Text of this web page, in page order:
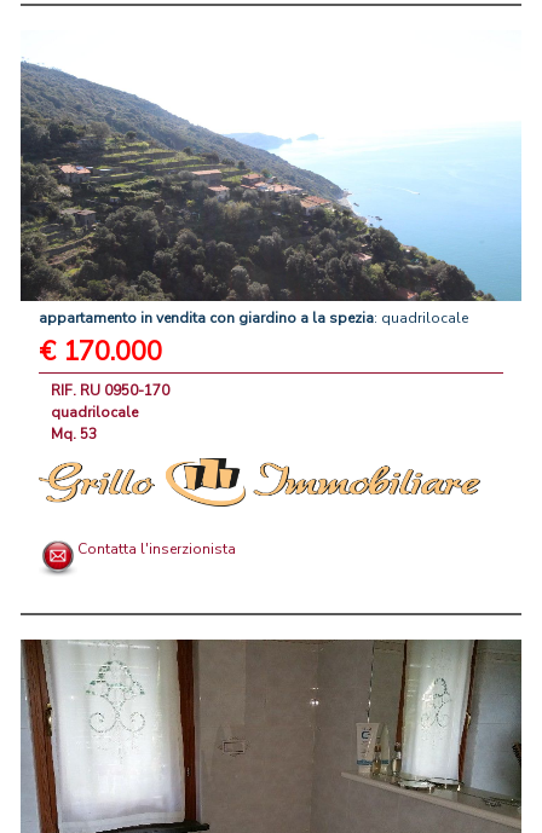
appartamento invendita con giardino a la spezia: quadrilocale
€ 170.000
RIF. RU 0950-170
quadrilocale
Mq. 53
Contatta l'inserzionista